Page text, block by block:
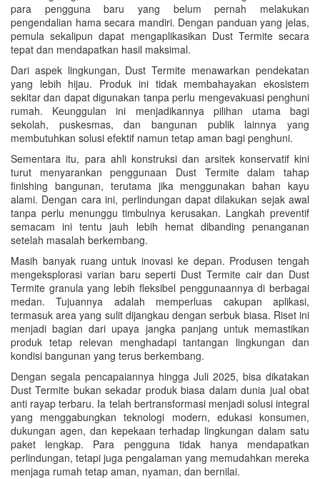
para pengguna baru yang belum pernah melakukan
pengendalian hama secara mandiri. Dengan panduan yang jelas,
pemula sekalipun dapat mengaplikasikan Dust Termite secara
tepat dan mendapatkan hasil maksimal.
Dari aspek lingkungan, Dust Termite menawarkan pendekatan
yang lebih hijau. Produk ini tidak membahayakan ekosistem
sekitar dan dapat digunakan tanpa perlu mengevakuasi penghuni
rumah. Keunggulan ini menjadikannya pilihan utama bagi
sekolah, puskesmas, dan bangunan publik lainnya yang
membutuhkan solusi efektif namun tetap aman bagi penghuni.
Sementara itu, para ahli konstruksi dan arsitek konservatif kini
turut menyarankan penggunaan Dust Termite dalam tahap
finishing bangunan, terutama jika menggunakan bahan kayu
alami. Dengan cara ini, perlindungan dapat dilakukan sejak awal
tanpa perlu menunggu timbulnya kerusakan. Langkah preventif
semacam ini tentu jauh lebih hemat dibanding penanganan
setelah masalah berkembang.
Masih banyak ruang untuk inovasi ke depan. Produsen tengah
mengeksplorasi varian baru seperti Dust Termite cair dan Dust
Termite granula yang lebih fleksibel penggunaannya di berbagai
medan. Tujuannya adalah memperluas cakupan aplikasi,
termasuk area yang sulit dijangkau dengan serbuk biasa. Riset ini
menjadi bagian dari upaya jangka panjang untuk memastikan
produk tetap relevan menghadapi tantangan lingkungan dan
kondisi bangunan yang terus berkembang.
Dengan segala pencapaiannya hingga Juli 2025, bisa dikatakan
Dust Termite bukan sekadar produk biasa dalam dunia jual obat
anti rayap terbaru. Ia telah bertransformasi menjadi solusi integral
yang menggabungkan teknologi modern, edukasi konsumen,
dukungan agen, dan kepekaan terhadap lingkungan dalam satu
paket lengkap. Para pengguna tidak hanya mendapatkan
perlindungan, tetapi juga pengalaman yang memudahkan mereka
menjaga rumah tetap aman, nyaman, dan bernilai.